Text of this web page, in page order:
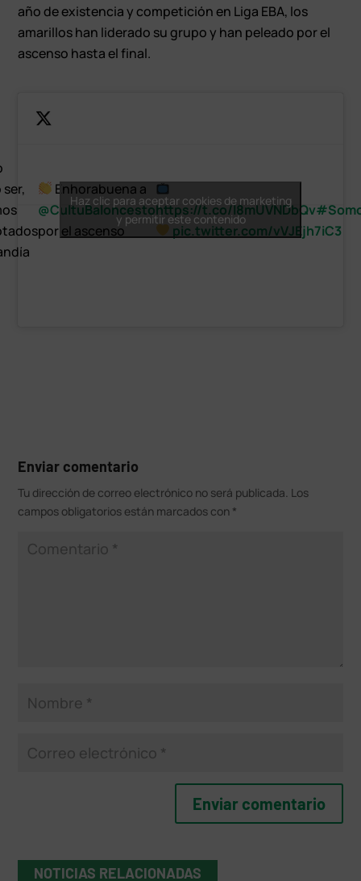
año de existencia y competición en Liga EBA, los
amarillos han liderado su grupo y han peleado por el
ascenso hasta el final.
Enhorabuena a
@CultuBaloncesto
por el ascenso
https://t.co/l8mUVNDbQv
pic.twitter.com/vVJEjh7iC3
Haz clic para aceptar cookies de marketing
y permitir este contenido
Enviar comentario
Tu dirección de correo electrónico no será publicada. Los
campos obligatorios están marcados con *
NOTICIAS RELACIONADAS